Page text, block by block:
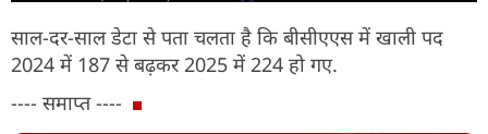
साल-दर-साल डेटा से पता चलता है कि बीसीएएस में खाली पद
2024 में 187 से बढ़कर 2025 में 224 हो गए.
---- समाप्त ----